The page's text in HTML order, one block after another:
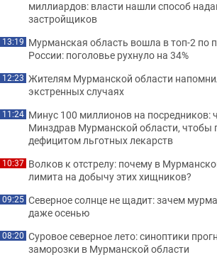
миллиардов: власти нашли способ
застройщиков
13:19 Мурманская область вошла в топ-2 по
России: поголовье рухнуло на 34%
12:23 Жителям Мурманской области
экстренных случаях
11:24 Минус 100 миллионов на посредников:
Минздрав Мурманской области, чтобы
дефицитом льготных лекарств
10:37 Волков к отстрелу: почему в
лимита на добычу этих хищников?
09:25 Северное солнце не щадит: зачем
даже осенью
08:20 Суровое северное лето: синоптики
заморозки в Мурманской области